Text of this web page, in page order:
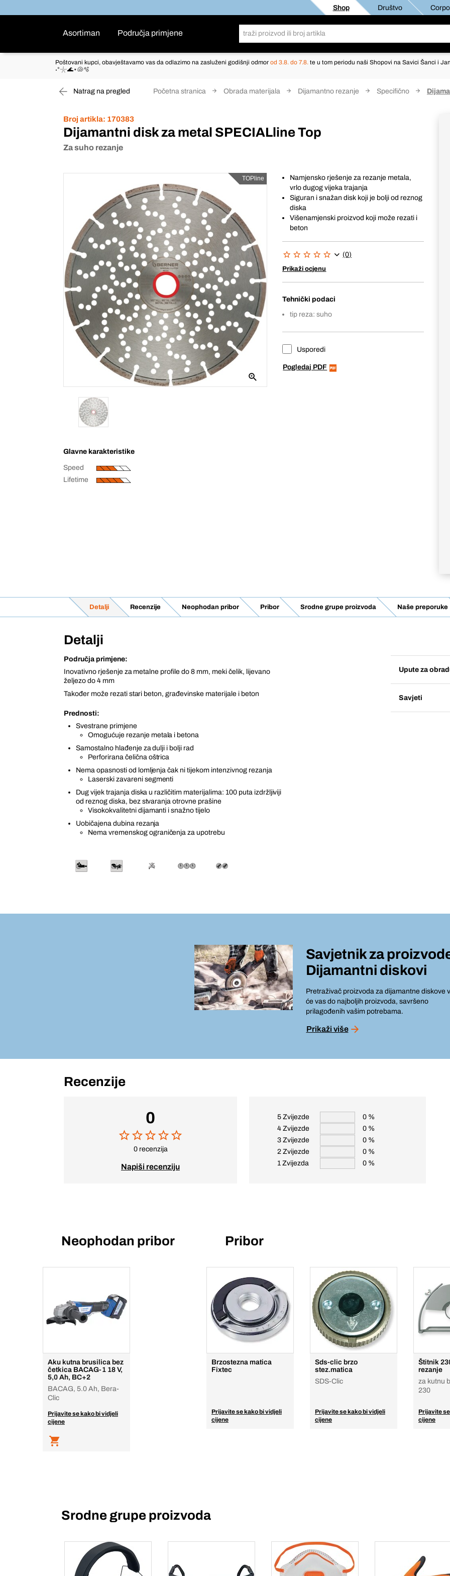
Shop Društvo
Asortiman Područja primjene
Poštovani kupci, obavještavamo vas da odlazimo na zasluženi godišnji odmor od 3.8. do 7.8. te u tom periodu naši Shopovi na Savici Šanci i
˖°𓇼🌊⋆🐚🫧
Natrag na pregled Početna stranica Obrada materijala Dijamantno rezanje Specifično
Broj artikla: 170383
Dijamantni disk za metal SPECIALline Top
Za suho rezanje
TOPline
Glavne karakteristike
Speed
Lifetime
Namjensko rješenje za rezanje metala,
vrlo dugog vijeka trajanja
Siguran i snažan disk koji je bolji od reznog
diska
Višenamjenski proizvod koji može rezati i
beton
(0)
Prikaži ocjenu
Tehnički podaci
tip reza: suho
Usporedi
Pogledaj PDF
Detalji Recenzije Neophodan pribor Pribor Srodne grupe proizvoda Naše preporuke
Detalji
Područja primjene:
Inovativno rješenje za metalne profile do 8 mm, meki čelik, lijevano
željezo do 4 mm
Također može rezati stari beton, građevinske materijale i beton
Prednosti:
Svestrane primjene
Omogućuje rezanje metala i betona
Samostalno hlađenje za dulji i bolji rad
Perforirana čelična oštrica
Nema opasnosti od lomljenja čak ni tijekom intenzivnog rezanja
Laserski zavareni segmenti
Dug vijek trajanja diska u različitim materijalima: 100 puta izdržljiviji
od reznog diska, bez stvaranja otrovne prašine
Visokokvalitetni dijamanti i snažno tijelo
Uobičajena dubina rezanja
Nema vremenskog ograničenja za upotrebu
Upute za
Savjeti
Savjetnik za
Dijamantni diskovi
Pretraživač proizvoda za dijamantne diskove
će vas do najboljih proizvoda, savršeno
prilagođenih vašim potrebama.
Prikaži više
Recenzije
0
0 recenzija
Napiši recenziju
5 Zvijezde
0 %
4 Zvijezde
0 %
3 Zvijezde
0 %
2 Zvijezde
0 %
1 Zvijezda
0 %
Neophodan pribor
Aku kutna brusilica bez
četkica BACAG-1 18 V,
5,0 Ah, BC+2
BACAG, 5.0 Ah, Bera-
Clic
Prijavite se kako bi vidjeli
cijene
Pribor
Brzostezna matica
Fixtec
Prijavite se kako bi vidjeli
cijene
Sds-clic brzo
stez.matica
SDS-Clic
Prijavite se kako bi vidjeli
cijene
Štitnik
rezanje
za kutnu
230
Prijavite
cijene
Srodne grupe proizvoda